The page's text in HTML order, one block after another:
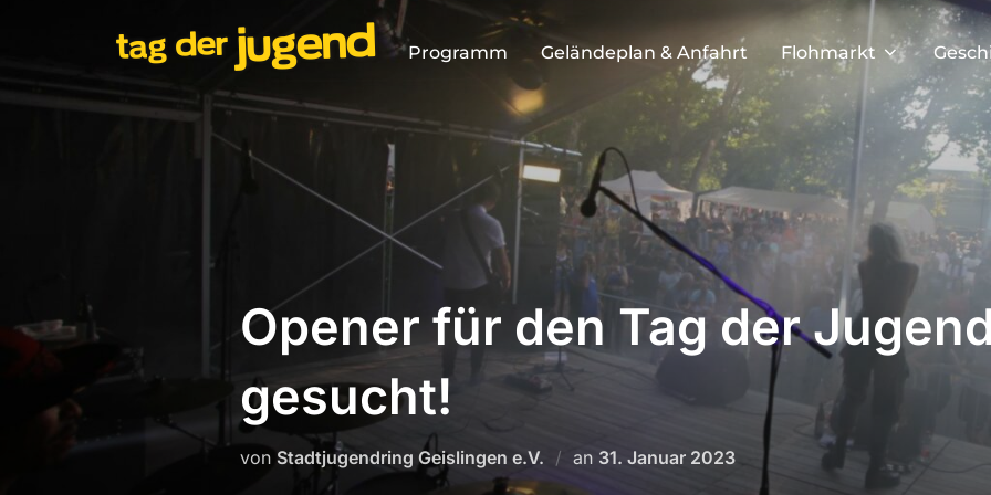
Programm Geländeplan & Anfahrt Flohmarkt
Opener für den Tag der
gesucht!
von Stadtjugendring Geislingen e.V. an Veröffentlicht
31. Januar 2023